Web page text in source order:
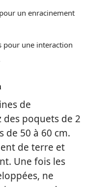
un enracinement
pour une interaction
de
poquets de 2
de 50 à 60 cm.
de terre et
Une fois les
ne